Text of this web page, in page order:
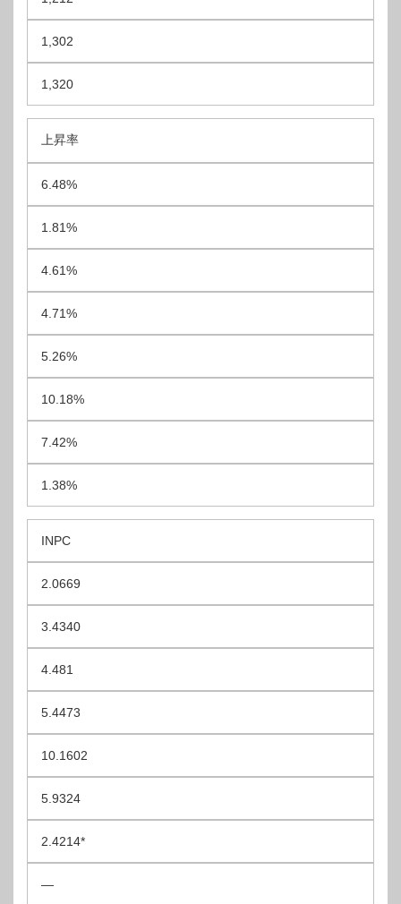
1,302
1,320
上昇率
6.48%
1.81%
4.61%
4.71%
5.26%
10.18%
7.42%
1.38%
INPC
2.0669
3.4340
4.481
5.4473
10.1602
5.9324
2.4214*
―